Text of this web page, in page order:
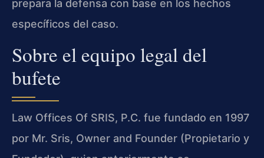
prepara la defensa con base en los hechos
específicos del caso.
Sobre el equipo legal del
bufete
Law Offices Of SRIS, P.C. fue fundado en 1997
por Mr. Sris, Owner and Founder (Propietario y